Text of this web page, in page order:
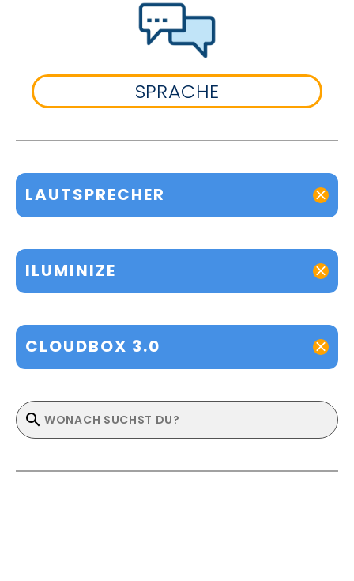
SPRACHE
LAUTSPRECHER
ILUMINIZE
CLOUDBOX 3.0